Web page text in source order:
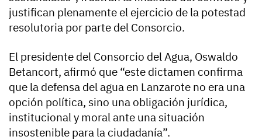
justifican plenamente el ejercicio de la potestad
resolutoria por parte del Consorcio.
El presidente del Consorcio del Agua, Oswaldo
Betancort, afirmó que “este dictamen confirma
que la defensa del agua en Lanzarote no era una
opción política, sino una obligación jurídica,
institucional y moral ante una situación
insostenible para la ciudadanía”.